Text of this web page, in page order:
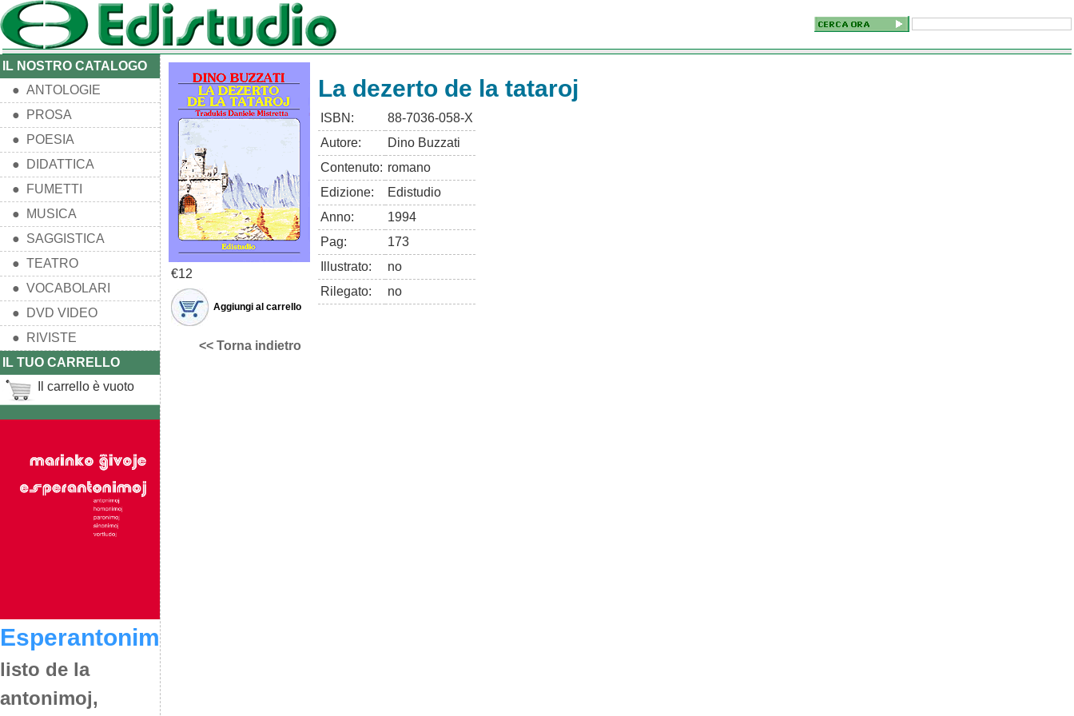
IL NOSTRO CATALOGO
● ANTOLOGIE
● PROSA
● POESIA
● DIDATTICA
● FUMETTI
● MUSICA
● SAGGISTICA
● TEATRO
● VOCABOLARI
● DVD VIDEO
● RIVISTE
IL TUO CARRELLO
Il carrello è vuoto
Esperantonimoj
listo de la
antonimoj,
€12
Aggiungi al carrello
<< Torna indietro
La dezerto de la tataroj
ISBN:
88-7036-058-X
Autore:
Dino Buzzati
Contenuto: romano
Edizione:
Edistudio
Anno:
1994
Pag:
173
Illustrato:
no
Rilegato:
no